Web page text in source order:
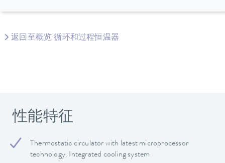
返回至概览 循环和过程恒温器
性能特征
Thermostatic circulator with latest microprocessor
technology. Integrated cooling system